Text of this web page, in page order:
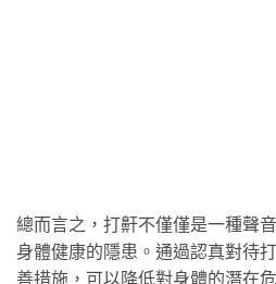
總而言之，打鼾不僅僅是一種聲
身體健康的隱患。通過認真對待
善措施，可以降低對身體的潛在